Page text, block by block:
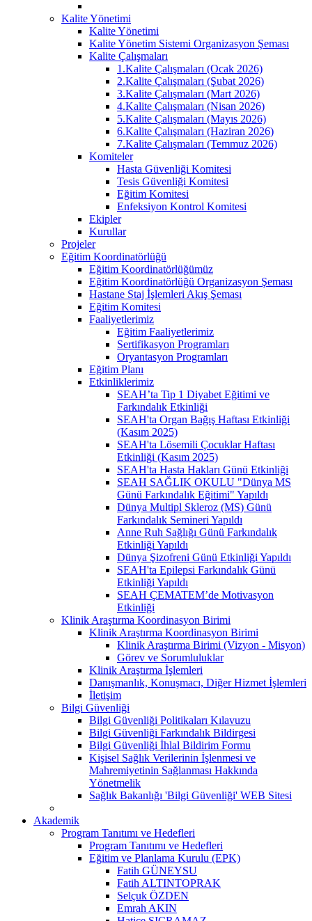
Kalite Yönetimi
Kalite Yönetimi
Kalite Yönetim Sistemi Organizasyon Şeması
Kalite Çalışmaları
1.Kalite Çalışmaları (Ocak 2026)
2.Kalite Çalışmaları (Şubat 2026)
3.Kalite Çalışmaları (Mart 2026)
4.Kalite Çalışmaları (Nisan 2026)
5.Kalite Çalışmaları (Mayıs 2026)
6.Kalite Çalışmaları (Haziran 2026)
7.Kalite Çalışmaları (Temmuz 2026)
Komiteler
Hasta Güvenliği Komitesi
Tesis Güvenliği Komitesi
Eğitim Komitesi
Enfeksiyon Kontrol Komitesi
Ekipler
Kurullar
Projeler
Eğitim Koordinatörlüğü
Eğitim Koordinatörlüğümüz
Eğitim Koordinatörlüğü Organizasyon Şeması
Hastane Staj İşlemleri Akış Şeması
Eğitim Komitesi
Faaliyetlerimiz
Eğitim Faaliyetlerimiz
Sertifikasyon Programları
Oryantasyon Programları
Eğitim Planı
Etkinliklerimiz
SEAH’ta Tip 1 Diyabet Eğitimi ve
Farkındalık Etkinliği
SEAH'ta Organ Bağış Haftası Etkinliği
(Kasım 2025)
SEAH'ta Lösemili Çocuklar Haftası
Etkinliği (Kasım 2025)
SEAH'ta Hasta Hakları Günü Etkinliği
SEAH SAĞLIK OKULU "Dünya MS
Günü Farkındalık Eğitimi" Yapıldı
Dünya Multipl Skleroz (MS) Günü
Farkındalık Semineri Yapıldı
Anne Ruh Sağlığı Günü Farkındalık
Etkinliği Yapıldı
Dünya Şizofreni Günü Etkinliği Yapıldı
SEAH'ta Epilepsi Farkındalık Günü
Etkinliği Yapıldı
SEAH ÇEMATEM’de Motivasyon
Etkinliği
Klinik Araştırma Koordinasyon Birimi
Klinik Araştırma Koordinasyon Birimi
Klinik Araştırma Birimi (Vizyon - Misyon)
Görev ve Sorumluluklar
Klinik Araştırma İşlemleri
Danışmanlık, Konuşmacı, Diğer Hizmet İşlemleri
İletişim
Bilgi Güvenliği
Bilgi Güvenliği Politikaları Kılavuzu
Bilgi Güvenliği Farkındalık Bildirgesi
Bilgi Güvenliği İhlal Bildirim Formu
Kişisel Sağlık Verilerinin İşlenmesi ve
Mahremiyetinin Sağlanması Hakkında
Yönetmelik
Sağlık Bakanlığı 'Bilgi Güvenliği' WEB Sitesi
Akademik
Program Tanıtımı ve Hedefleri
Program Tanıtımı ve Hedefleri
Eğitim ve Planlama Kurulu (EPK)
Fatih GÜNEYSU
Fatih ALTINTOPRAK
Selçuk ÖZDEN
Emrah AKIN